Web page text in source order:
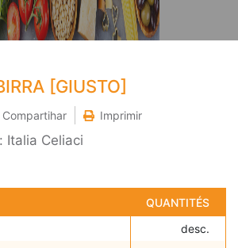
[GIUSTO]
Compartihar Imprimir
Italia Celiaci
QUANTITÉS
desc.